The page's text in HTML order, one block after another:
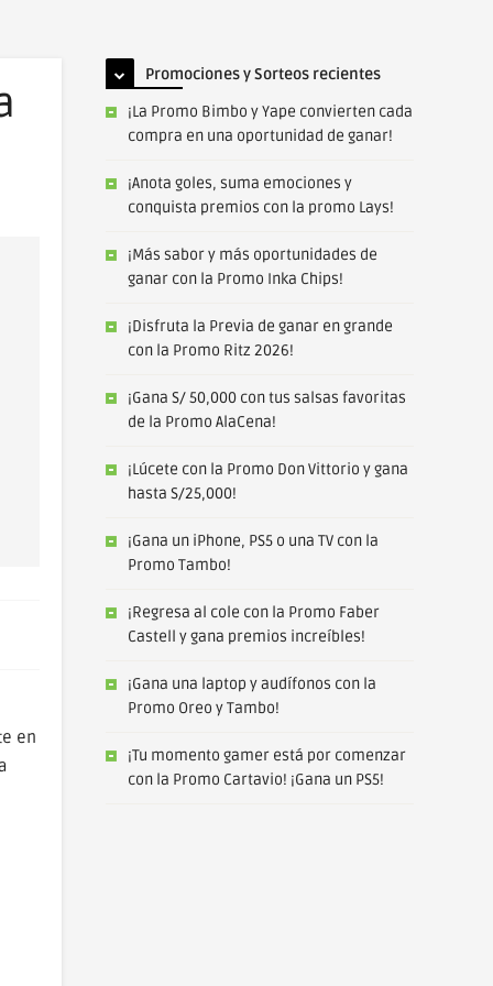
en
Promociones y Sorteos recientes
¡La Promo Bimbo y Yape convierten cada
compra en una oportunidad de ganar!
¡Anota goles, suma emociones y
conquista premios con la promo Lays!
¡Más sabor y más oportunidades de
ganar con la Promo Inka Chips!
¡Disfruta la Previa de ganar en grande
con la Promo Ritz 2026!
¡Gana S/ 50,000 con tus salsas favoritas
de la Promo AlaCena!
¡Lúcete con la Promo Don Vittorio y gana
hasta S/25,000!
¡Gana un iPhone, PS5 o una TV con la
Promo Tambo!
¡Regresa al cole con la Promo Faber
Castell y gana premios increíbles!
¡Gana una laptop y audífonos con la
Promo Oreo y Tambo!
¡Tu momento gamer está por comenzar
con la Promo Cartavio! ¡Gana un PS5!